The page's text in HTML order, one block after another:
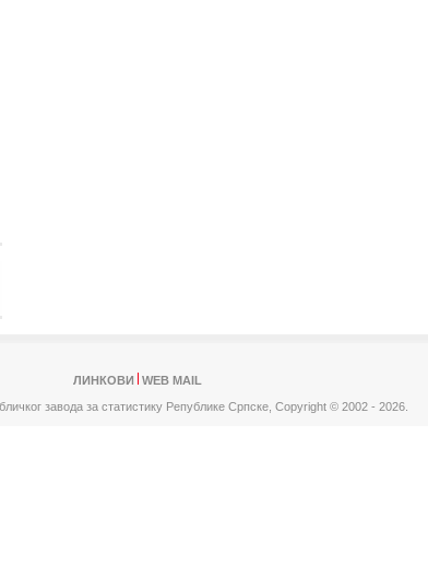
ЛИНКОВИ
WEB MAIL
завода за статистику Републике Српске, Copyright © 2002 - 2026.